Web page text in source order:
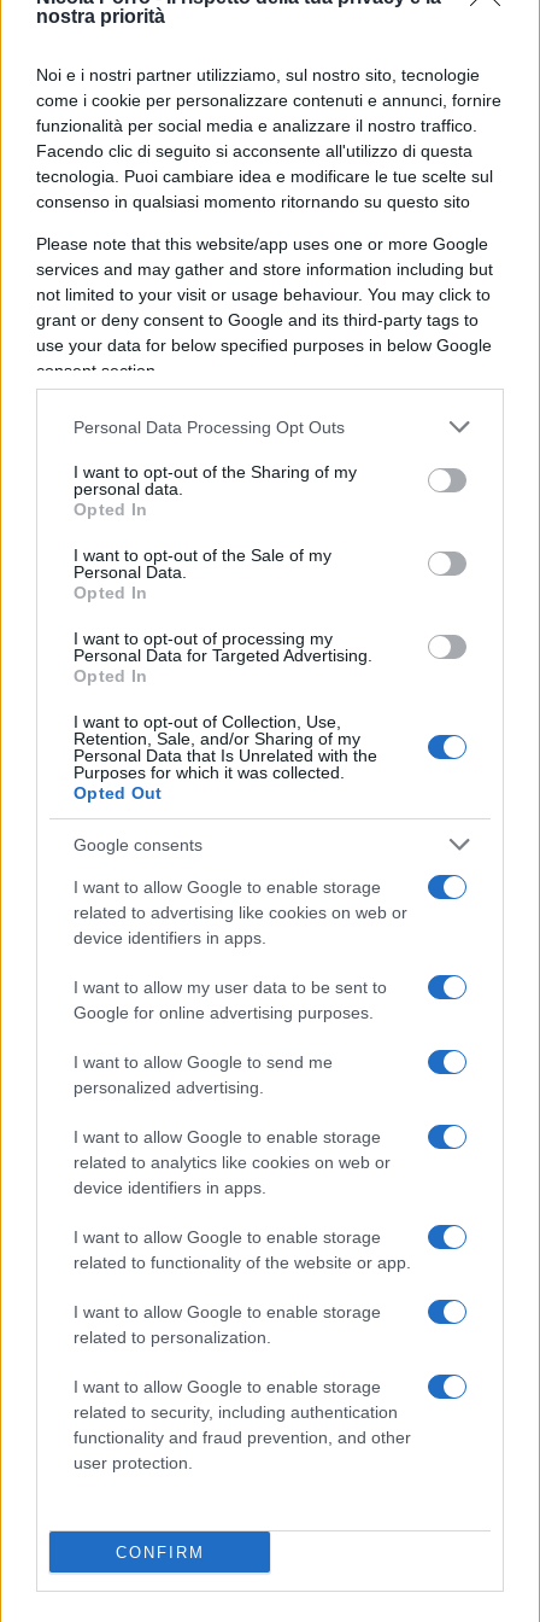
nostra priorità
Noi e i nostri partner utilizziamo, sul nostro sito, tecnologie
come i cookie per personalizzare contenuti e annunci, fornire
funzionalità per social media e analizzare il nostro traffico.
Facendo clic di seguito si acconsente all'utilizzo di questa
tecnologia. Puoi cambiare idea e modificare le tue scelte sul
consenso in qualsiasi momento ritornando su questo sito
Please note that this website/app uses one or more Google
services and may gather and store information including but
not limited to your visit or usage behaviour. You may click to
grant or deny consent to Google and its third-party tags to
use your data for below specified purposes in below Google
consent section.
Personal Data Processing Opt Outs
I want to opt-out of the Sharing of my
personal data.
Opted In
I want to opt-out of the Sale of my
Personal Data.
Opted In
I want to opt-out of processing my
Personal Data for Targeted Advertising.
Opted In
I want to opt-out of Collection, Use,
Retention, Sale, and/or Sharing of my
Personal Data that Is Unrelated with the
Purposes for which it was collected.
Opted Out
Google consents
I want to allow Google to enable storage
related to advertising like cookies on web or
device identifiers in apps.
I want to allow my user data to be sent to
Google for online advertising purposes.
I want to allow Google to send me
personalized advertising.
I want to allow Google to enable storage
related to analytics like cookies on web or
device identifiers in apps.
I want to allow Google to enable storage
related to functionality of the website or app.
I want to allow Google to enable storage
related to personalization.
I want to allow Google to enable storage
related to security, including authentication
functionality and fraud prevention, and other
user protection.
CONFIRM
mesi, a fronte di
di sinistra. Ma è lo stesso Viminale ad aver
rispedito le accuse al mittente: quella dei sindaci
e degli amministratori locali del Pd è una
“polemica surreale”: se ci sono difficoltà
nell’accoglienza dei migranti è perché i Presidenti
proclamare lo stato di emergenza”. Una
risposta fatta ieri trapelare alle agenzie di
stampa.
E ancora, come sottolinea all’Adnkronosuna fonte
qualificata del ministero dell’Interno: “Lo Stato di
emergenza decretato dal Governo, anche proprio
per aiutare i territori a reggere meglio l’urto
Regioni governate dalla sinistra
, che hanno
contestato l’esistenza di una situazione critica”. La
fonte poi prosegue e conclude: “In questo modo,
proprio in quelle Regioni non si sono potute
attivare le procedure accelerate e derogatorie per
creare adeguate strutture di accoglienza. Se c’è
una situazione di difficoltà, perché i governatori di
sinistra non hanno aderito allo Stato di
emergenza? I sindaci non si parlano con i loro
governatori?”.
quelle del presidente Bonaccini, hanno smosso
Palazzo Chigi, il quale alla fine ha “ceduto” la linea
decidendo didirottare i 100 migranti
che oggi
sarebbero dovuti partire dalla Sicilia per
raggiungere la città di Bologna: in definitiva, 75
andranno in Campania e 25 in Calabria.
Emergenza sbarchi
migranti sulle coste italiane, da poche ore sono
iniziati i trasferimenti del primo gruppo di 450
migranti sul traghetto di linea Galaxy
verso Porto
Empedocle. ieri sera, invece, 420 persone sono
state trasferite a Trapani con la motonave
“Lampedusa”, accanto a ulteriori 230 migranti che